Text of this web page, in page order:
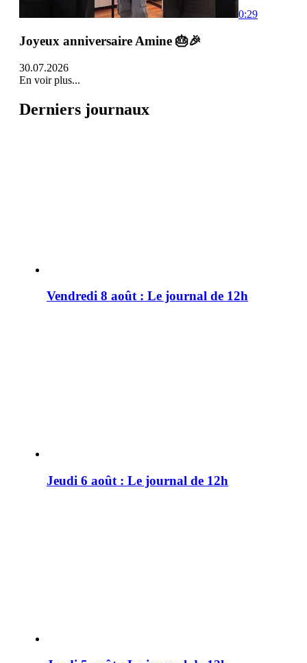
0:29
Joyeux anniversaire Amine 🎂🎉
30.07.2026
En voir plus...
Derniers journaux
Vendredi 8 août : Le journal de 12h
Jeudi 6 août : Le journal de 12h